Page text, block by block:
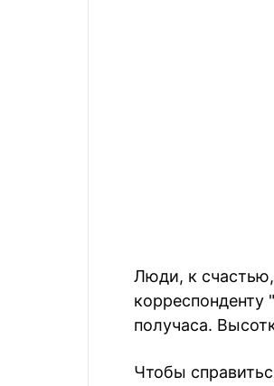
Люди, к
корреспонденту "
получаса.
Чтобы